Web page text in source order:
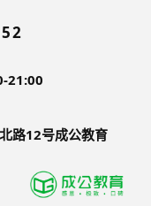
21:00
路12号成公教育